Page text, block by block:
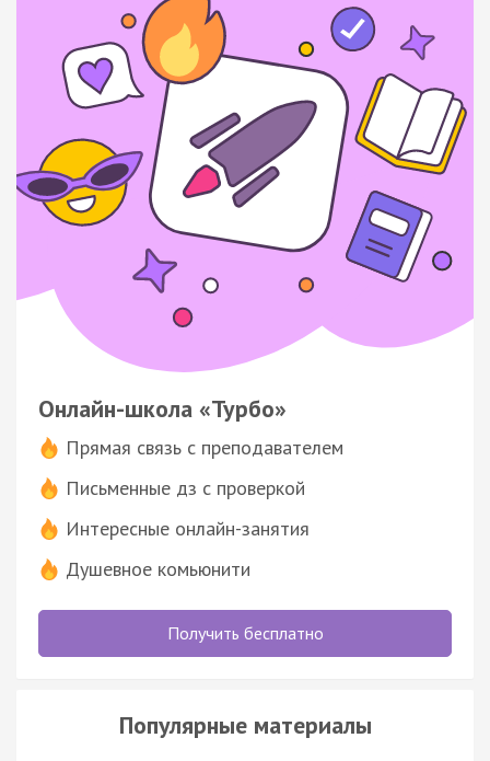
Онлайн-школа «Турбо»
Прямая связь с преподавателем
Письменные дз с проверкой
Интересные онлайн-занятия
Душевное комьюнити
Получить бесплатно
Популярные материалы